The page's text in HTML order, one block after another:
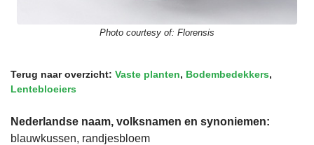
Photo courtesy of: Florensis
Terug naar overzicht: Vaste planten, Bodembedekkers,
Lentebloeiers
Nederlandse naam, volksnamen en synoniemen:
blauwkussen, randjesbloem